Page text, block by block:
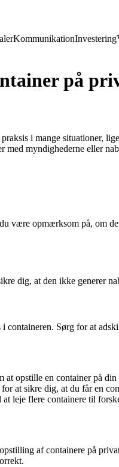
KommunikationInvestering
på
i mange situationer,
med myndighederne eller
være opmærksom på, om
dig, at den ikke generer
Sørg for at
at opstille en container på
at sikre dig, at du får en
leje flere containere til
af containere på